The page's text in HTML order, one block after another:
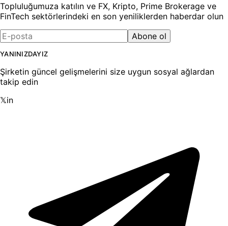
Topluluğumuza katılın ve FX, Kripto, Prime Brokerage ve
FinTech sektörlerindeki en son yeniliklerden haberdar olun
Abone ol
YANINIZDAYIZ
Şirketin güncel gelişmelerini size uygun sosyal ağlardan
takip edin
𝕏in